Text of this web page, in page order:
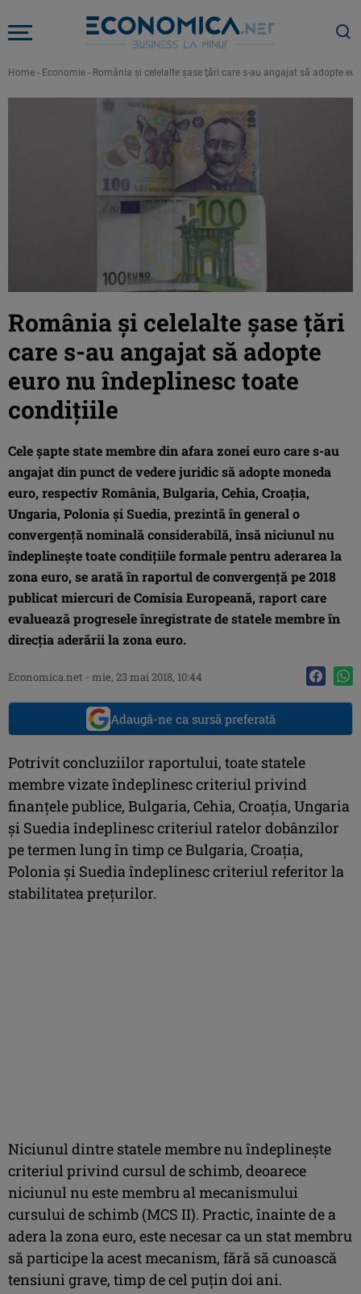
Home - Economie - România şi celelalte şase ţări care s-au angajat să adopte
România şi celelalte şase ţări
care s-au angajat să adopte
euro nu îndeplinesc toate
condiţiile
Cele şapte state membre din afara zonei euro care s-au
angajat din punct de vedere juridic să adopte moneda
euro, respectiv România, Bulgaria, Cehia, Croaţia,
Ungaria, Polonia şi Suedia, prezintă în general o
convergenţă nominală considerabilă, însă niciunul nu
îndeplineşte toate condiţiile formale pentru aderarea la
zona euro, se arată în raportul de convergenţă pe 2018
publicat miercuri de Comisia Europeană, raport care
evaluează progresele înregistrate de statele membre în
direcţia aderării la zona euro.
Economica.net - mie, 23 mai 2018, 10:44
Adaugă-ne ca sursă preferată
Potrivit concluziilor raportului, toate statele
membre vizate îndeplinesc criteriul privind
finanţele publice, Bulgaria, Cehia, Croaţia, Ungaria
şi Suedia îndeplinesc criteriul ratelor dobânzilor
pe termen lung în timp ce Bulgaria, Croaţia,
Polonia şi Suedia îndeplinesc criteriul referitor la
stabilitatea preţurilor.
Niciunul dintre statele membre nu îndeplineşte
criteriul privind cursul de schimb, deoarece
niciunul nu este membru al mecanismului
cursului de schimb (MCS II). Practic, înainte de a
adera la zona euro, este necesar ca un stat membru
să participe la acest mecanism, fără să cunoască
tensiuni grave, timp de cel puţin doi ani.